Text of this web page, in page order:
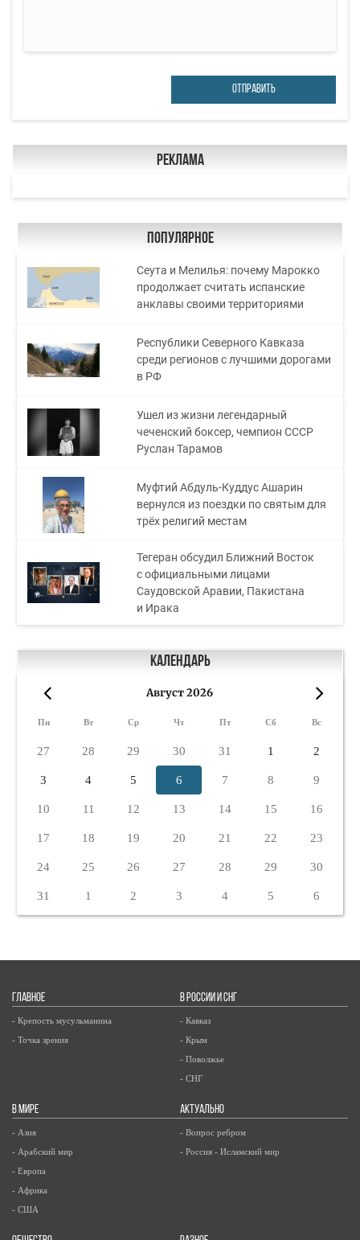
ОТПРАВИТЬ
Реклама
Популярное
Сеута и Мелилья: почему Марокко
продолжает считать испанские
анклавы своими территориями
Республики Северного Кавказа
среди регионов с лучшими дорогами
в РФ
Ушел из жизни легендарный
чеченский боксер, чемпион СССР
Руслан Тарамов
Муфтий Абдуль-Куддус Ашарин
вернулся из поездки по святым для
трёх религий местам
Тегеран обсудил Ближний Восток
с официальными лицами
Саудовской Аравии, Пакистана
и Ирака
Календарь
Август 2026
Пн Вт Ср Чт Пт Сб Вс
27 28 29 30 31 1 2
3 4 5 6 7 8 9
10 11 12 13 14 15 16
17 18 19 20 21 22 23
24 25 26 27 28 29 30
31 1 2 3 4 5 6
ГЛАВНОЕ
- Крепость мусульманина
- Точка зрения
В РОССИИ И СНГ
- Кавказ
- Крым
- Поволжье
- СНГ
В МИРЕ
- Азия
- Арабский мир
- Европа
- Африка
- США
АКТУАЛЬНО
- Вопрос ребром
- Россия - Исламский мир